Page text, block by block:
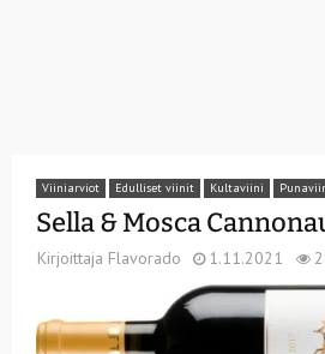
Viiniarviot Edulliset viinit Kultaviini
Sella & Mosca
Kirjoittaja Flavorado 1.11.2021